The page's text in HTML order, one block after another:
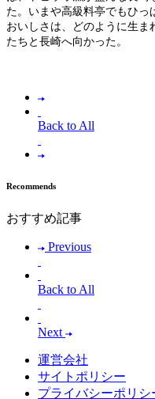
た。いまや高級料亭でもひっ
おいしさは、どのように生ま
たちと長崎へ向かった。
Back to All
Recommends
おすすめ記事
Previous
Back to All
Next
運営会社
サイトポリシー
プライバシーポリシ